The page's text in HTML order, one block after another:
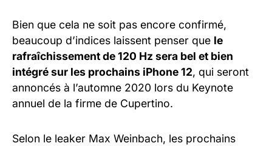
Bien que cela ne soit pas encore confirmé,
beaucoup d’indices laissent penser que le
rafraîchissement de 120 Hz sera bel et bien
intégré sur les prochains iPhone 12, qui seront
annoncés à l’automne 2020 lors du Keynote
annuel de la firme de Cupertino.
Selon le leaker Max Weinbach, les prochains